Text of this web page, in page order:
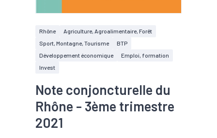
Rhône
Agriculture, Agroalimentaire, Forêt
Sport, Montagne, Tourisme
BTP
Développement économique
Emploi, formation
Invest
Note conjoncturelle du
Rhône - 3ème trimestre
2021